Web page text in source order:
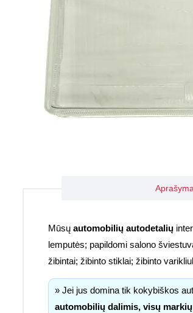
Mūsų automobilių autodetalių
lemputės; papildomi salono
žibintai; žibinto stiklai; žibinto
» Jei jus domina tik kokybiškos
automobilių dalimis, visų